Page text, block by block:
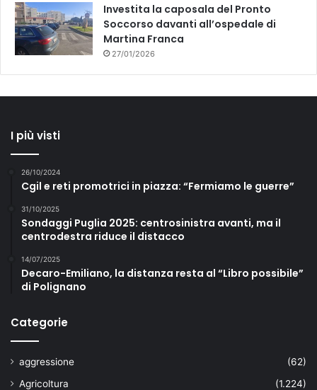
Investita la caposala del Pronto
Soccorso davanti all’ospedale di
Martina Franca
27/01/2026
I più visti
26/10/2024
Cgil e reti promotrici in piazza: “Fermiamo le guerre”
31/10/2025
Sondaggi Puglia 2025: centrosinistra avanti, ma il
centrodestra riduce il distacco
14/07/2025
Decaro-Emiliano, la distanza resta al “Libro possibile”
di Polignano
Categorie
aggressione
(62)
Agricoltura
(1.224)